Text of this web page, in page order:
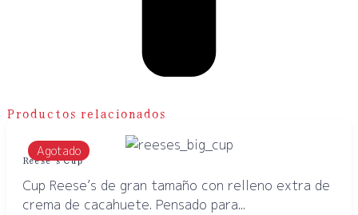
Productos relacionados
Agotado
Reese’s Cup
Cup Reese’s de gran tamaño con relleno extra de
crema de cacahuete. Pensado para...